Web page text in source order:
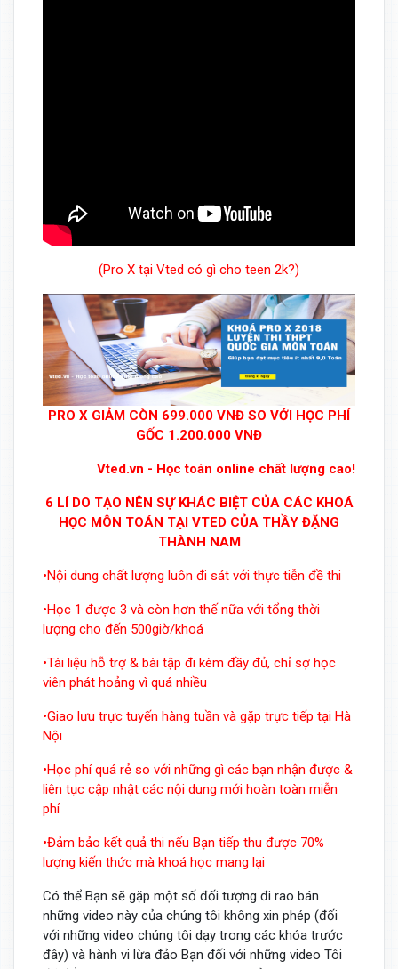
(Pro X tại Vted có gì cho teen 2k?)
PRO X GIẢM CÒN 699.000 VNĐ SO VỚI HỌC PHÍ
GỐC 1.200.000 VNĐ
Vted.vn - Học toán online chất lượng cao!
6 LÍ DO TẠO NÊN SỰ KHÁC BIỆT CỦA CÁC KHOÁ
HỌC MÔN TOÁN TẠI VTED CỦA THẦY ĐẶNG
THÀNH NAM
•Nội dung chất lượng luôn đi sát với thực tiễn đề thi
•Học 1 được 3 và còn hơn thế nữa với tổng thời
lượng cho đến 500giờ/khoá
•Tài liệu hỗ trợ & bài tập đi kèm đầy đủ, chỉ sợ học
viên phát hoảng vì quá nhiều
•Giao lưu trực tuyến hàng tuần và gặp trực tiếp tại Hà
Nội
•Học phí quá rẻ so với những gì các bạn nhận được &
liên tục cập nhật các nội dung mới hoàn toàn miễn
phí
•Đảm bảo kết quả thi nếu Bạn tiếp thu được 70%
lượng kiến thức mà khoá học mang lại
Có thể Bạn sẽ gặp một số đối tượng đi rao bán
những video này của chúng tôi không xin phép (đối
với những video chúng tôi dạy trong các khóa trước
đây) và hành vi lừa đảo Bạn đối với những video Tôi